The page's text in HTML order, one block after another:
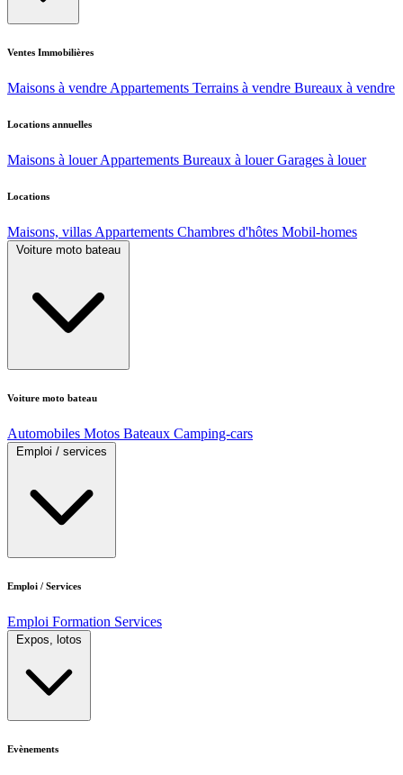
Ventes Immobilières
Maisons à vendre Appartements Terrains à vendre Bureaux à vendre
Locations annuelles
Maisons à louer Appartements Bureaux à louer Garages à louer
Locations
Maisons, villas Appartements Chambres d'hôtes Mobil-homes
Voiture moto bateau
Voiture moto bateau
Automobiles Motos Bateaux Camping-cars
Emploi / services
Emploi / Services
Emploi Formation Services
Expos, lotos
Evènements